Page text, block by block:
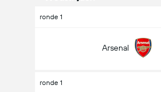
ronde 1
Arsenal
ronde 1